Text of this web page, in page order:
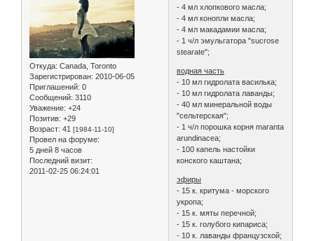
Откуда: Canada, Toronto
Зарегистрирован: 2010-06-05
Приглашений: 0
Сообщений: 3110
Уважение: +24
Позитив: +29
Возраст: 41 [1984-11-10]
Провел на форуме:
5 дней 8 часов
Последний визит:
2011-02-25 06:24:01
- 4 мл хлопкового масла;
- 4 мл конопли масла;
- 4 мл макадамии масла;
- 1 ч/л эмульгатора "sucrose
stearate";
водная часть
- 10 мл гидролата василька;
- 10 мл гидролата лаванды;
- 40 мл минеральной воды
"сельтерская";
- 1 ч/л порошка корня maranta
arundinacea;
- 100 капель настойки
конского каштана;
эфиры
- 15 к. критума - морского
укропа;
- 15 к. мяты перечной;
- 15 к. голубого кипариса;
- 10 к. лаванды французской;